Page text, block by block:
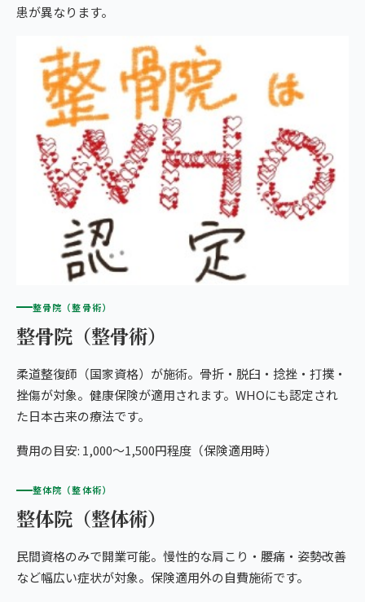
患が異なります。
整骨院（整骨術）
整骨院（整骨術）
柔道整復師（国家資格）が施術。骨折・脱臼・捻挫・打撲・
挫傷が対象。健康保険が適用されます。WHOにも認定され
た日本古来の療法です。
費用の目安: 1,000〜1,500円程度（保険適用時）
整体院（整体術）
整体院（整体術）
民間資格のみで開業可能。慢性的な肩こり・腰痛・姿勢改善
など幅広い症状が対象。保険適用外の自費施術です。